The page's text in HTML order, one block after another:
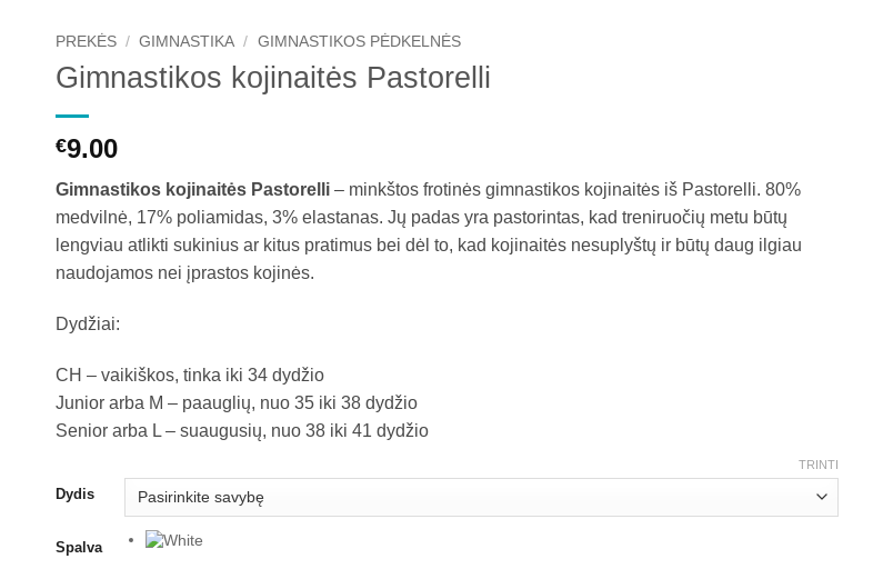
PREKĖS / GIMNASTIKA / GIMNASTIKOS PĖDKELNĖS
Gimnastikos kojinaitės Pastorelli
€9.00
Gimnastikos kojinaitės Pastorelli – minkštos frotinės gimnastikos kojinaitės iš Pastorelli. 80%
medvilnė, 17% poliamidas, 3% elastanas. Jų padas yra pastorintas, kad treniruočių metu būtų
lengviau atlikti sukinius ar kitus pratimus bei dėl to, kad kojinaitės nesuplyštų ir būtų daug ilgiau
naudojamos nei įprastos kojinės.
Dydžiai:
CH – vaikiškos, tinka iki 34 dydžio
Junior arba M – paauglių, nuo 35 iki 38 dydžio
Senior arba L – suaugusių, nuo 38 iki 41 dydžio
Dydis
Spalva
TRINTI